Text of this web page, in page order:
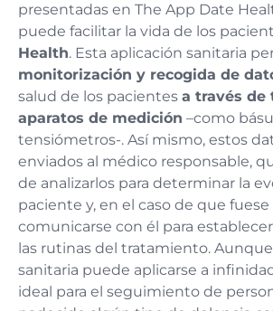
presentadas en The App Date
puede facilitar la vida de los
Health. Esta aplicación sanitaria
monitorización y recogida de
salud de los pacientes a través de
aparatos de medición –como
tensiómetros-. Así mismo, estos
enviados al médico responsable,
de analizarlos para determinar la
paciente y, en el caso de que fuese
comunicarse con él para
las rutinas del tratamiento.
sanitaria puede aplicarse a
ideal para el seguimiento de